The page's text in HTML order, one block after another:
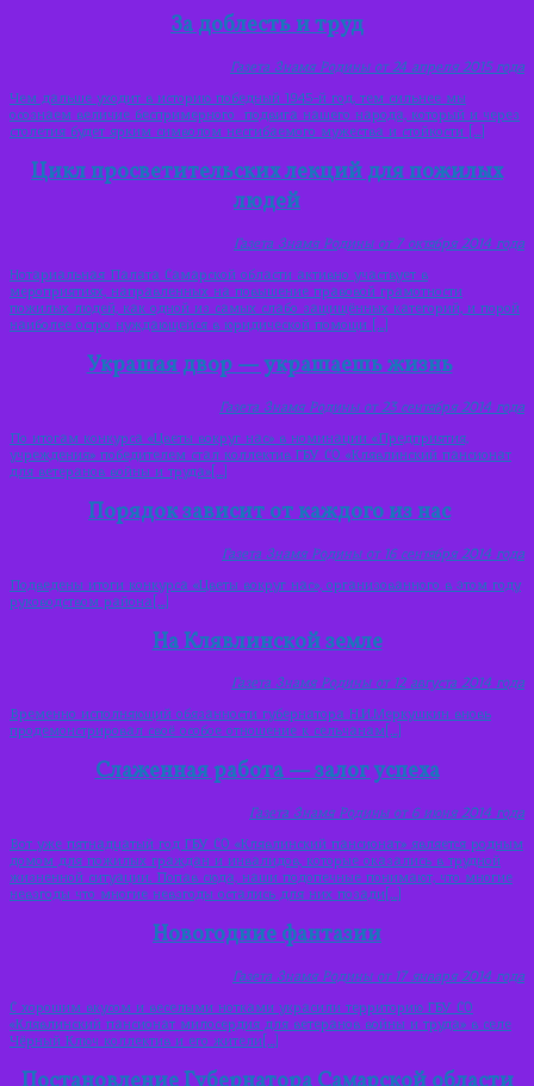
За доблесть и труд
Газета Знамя Родины от 24 апреля 2015 года
Чем дальше уходит в историю победный 1945-й год, тем сильнее мы
осознаем величие беспримерного подвига нашего народа, который и через
столетия будет ярким символом несгибаемого мужества и стойкости […]
Цикл просветительских лекций для пожилых
людей
Газета Знамя Родины от 7 октября 2014 года
Нотариальная Палата Самарской области активно участвует в
мероприятиях, направленных на повышение правовой грамотности
пожилых людей, как одной из самых слабо защищённых категорий, и порой
наиболее остро нуждающейся в юридической помощи […]
Украшая двор — украшаешь жизнь
Газета Знамя Родины от 23 сентября 2014 года
По итогам конкурса «Цветы вокруг нас» в номинации «Предприятия,
учреждения» победителем стал коллектив ГБУ СО «Клявлинский пансионат
для ветеранов войны и труда»[…]
Порядок зависит от каждого из нас
Газета Знамя Родины от 16 сентября 2014 года
Подведены итоги конкурса «Цветы вокруг нас», организованного в этом году
руководством района[…]
На Клявлинской земле
Газета Знамя Родины от 12 августа 2014 года
Временно исполняющий обязанности губернатора Н.И.Меркушкин вновь
продемонстрировал своё особое отношение к сельчанам[…]
Слаженная работа — залог успеха
Газета Знамя Родины от 6 июня 2014 года
Вот уже пятнадцатый год ГБУ СО «Клявлинский пансионат» является родным
домом для пожилых граждан и инвалидов, которые оказались в трудной
жизненной ситуации. Попав сюда, наши подопечные понимают, что многие
невзгоды что многие невзгоды остались для них позади[…]
Новогодние фантазии
Газета Знамя Родины от 17 января 2014 года
С хорошим вкусом и веселыми нотками украсили территорию ГБУ СО
«Клявлинский пансионат милосердия для ветеранов войны и труда» в селе
Чёрный Ключ коллектив и его жители[…]